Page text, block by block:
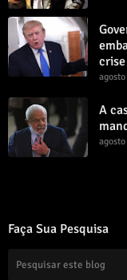
A
Faça Sua Pesquisa